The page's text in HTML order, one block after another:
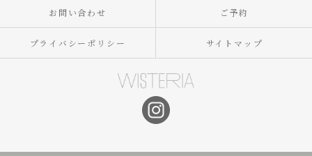
お問い合わせ ご予約
プライバシーポリシー サイトマップ